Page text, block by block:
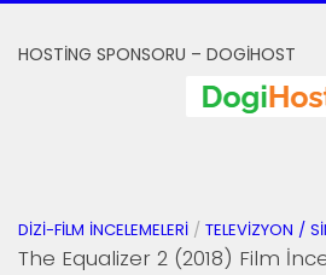
HOSTING SPONSORU – DOGIHOST
DIZI-FILM İNCELEMELERI / TELEVIZYON /
The Equalizer 2 (2018) Film